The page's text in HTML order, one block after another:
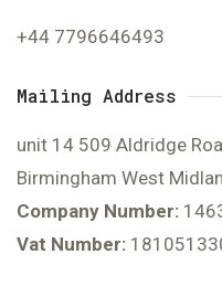
+44 7796646493
Mailing Address
unit 14 509 Aldridge
Birmingham West
Company Number:
Vat Number: